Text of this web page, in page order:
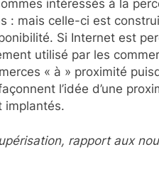
intéressés à la
mais celle-ci est
Si Internet est
utilisé par les
« à » proximité
l’idée d’une
implantés.
rapport aux